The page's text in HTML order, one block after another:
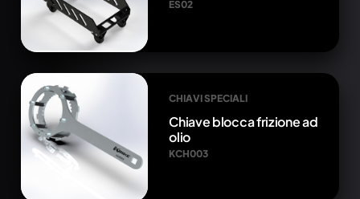
ES02
CHIAVI SPECIALI
Chiave blocca frizione ad
olio
KCH003